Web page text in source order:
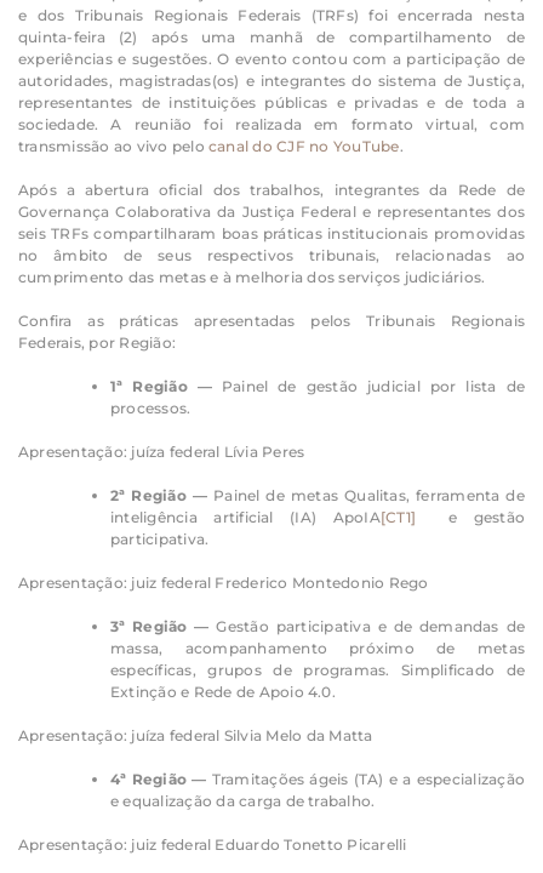
e dos Tribunais Regionais Federais (TRFs) foi encerrada nesta
quinta-feira (2) após uma manhã de compartilhamento de
experiências e sugestões. O evento contou com a participação de
autoridades, magistradas(os) e integrantes do sistema de Justiça,
representantes de instituições públicas e privadas e de toda a
sociedade. A reunião foi realizada em formato virtual, com
transmissão ao vivo pelo canal do CJF no YouTube.
Após a abertura oficial dos trabalhos, integrantes da Rede de
Governança Colaborativa da Justiça Federal e representantes dos
seis TRFs compartilharam boas práticas institucionais promovidas
no âmbito de seus respectivos tribunais, relacionadas ao
cumprimento das metas e à melhoria dos serviços judiciários.
Confira as práticas apresentadas pelos Tribunais Regionais
Federais, por Região:
1ª Região — Painel de gestão judicial por lista de
processos.
Apresentação: juíza federal Lívia Peres
2ª Região — Painel de metas Qualitas, ferramenta de
inteligência artificial (IA) ApoIA[CT1] e gestão
participativa.
Apresentação: juiz federal Frederico Montedonio Rego
3ª Região —Gestão participativa e de demandas de
massa, acompanhamento próximo de metas
específicas, grupos de programas. Simplificado de
Extinção e Rede de Apoio 4.0.
Apresentação: juíza federal Silvia Melo da Matta
4ª Região — Tramitações ágeis (TA) e a especialização
e equalização da carga de trabalho.
Apresentação: juiz federal Eduardo Tonetto Picarelli